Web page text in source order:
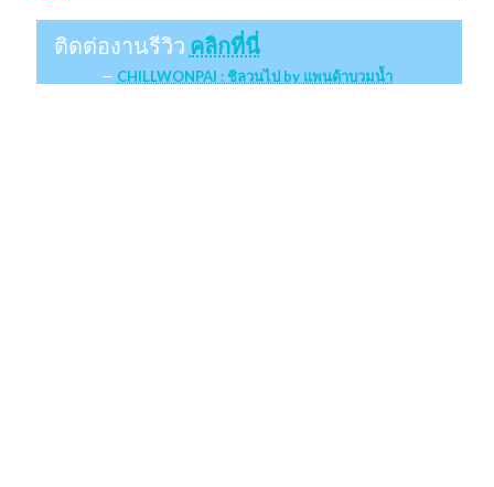
ติดต่องานรีวิว คลิกที่นี่
CHILLWONPAI : ชิลวนไป by แพนด้าบวมน้ำ